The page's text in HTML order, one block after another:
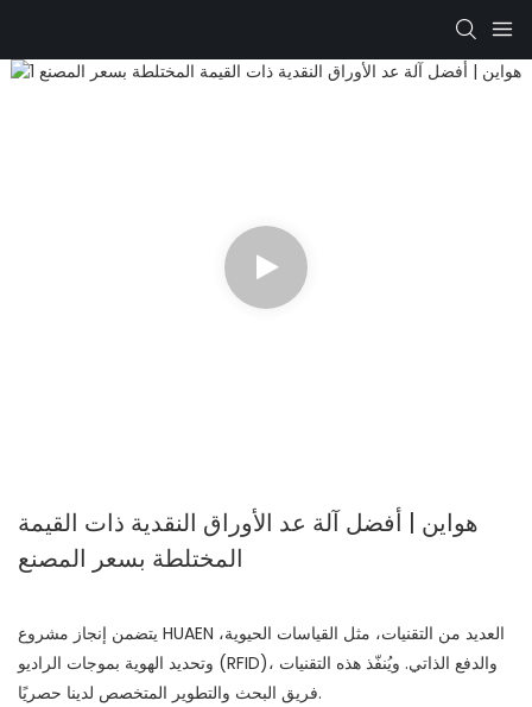
هواين | أفضل آلة عد الأوراق النقدية ذات القيمة
المختلطة بسعر المصنع
يتضمن إنجاز مشروع HUAEN العديد من التقنيات، مثل القياسات الحيوية،
وتحديد الهوية بموجات الراديو (RFID)، والدفع الذاتي. ويُنفّذ هذه التقنيات
فريق البحث والتطوير المتخصص لدينا حصريًا.